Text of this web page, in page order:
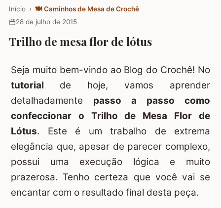
Início › 🍽️ Caminhos de Mesa de Crochê
28 de julho de 2015
Trilho de mesa flor de lótus
Seja muito bem-vindo ao Blog do Crochê! No
tutorial de hoje, vamos aprender
detalhadamente passo a passo como
confeccionar o Trilho de Mesa Flor de
Lótus. Este é um trabalho de extrema
elegância que, apesar de parecer complexo,
possui uma execução lógica e muito
prazerosa. Tenho certeza que você vai se
encantar com o resultado final desta peça.